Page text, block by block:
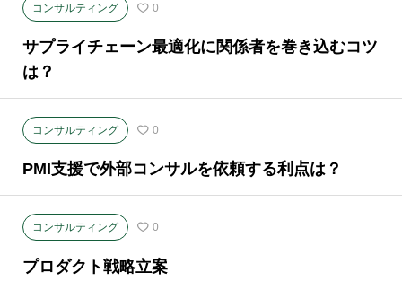
コンサルティング 0
サプライチェーン最適化に関係者を巻き込むコツ
は？
コンサルティング 0
PMI支援で外部コンサルを依頼する利点は？
コンサルティング 0
プロダクト戦略立案